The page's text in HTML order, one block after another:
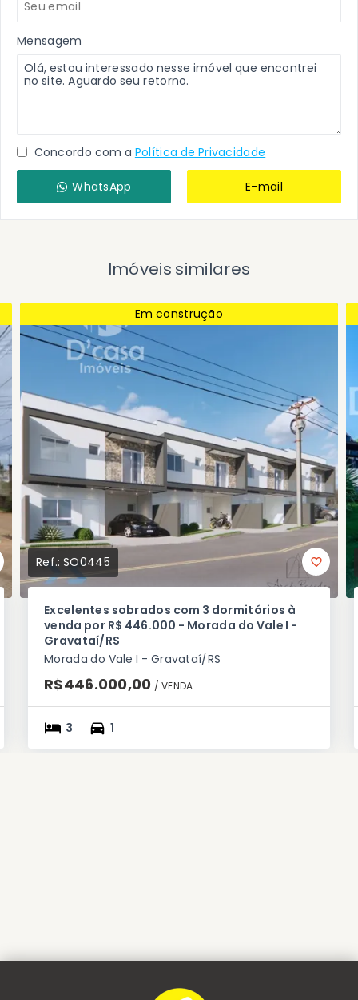
Mensagem
Concordo com a Política de Privacidade
WhatsApp E-mail
Imóveis similares
Em construção
Ref.:SO0445
Excelentes sobrados com 3 dormitórios à
venda por R$ 446.000 - Morada do Vale I -
Gravataí/RS
Morada do Vale I - Gravataí/RS
R$446.000,00 / VENDA
3 1